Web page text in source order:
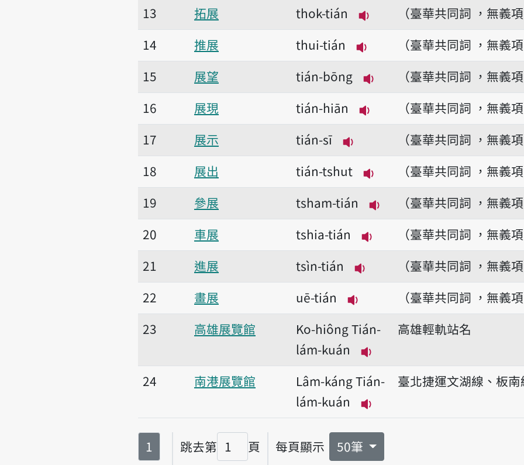
13
拓展
thok-tián
播放音讀thok-tián
（臺華共同詞 ，無義項
14
推展
thui-tián
播放音讀thui-tián
（臺華共同詞 ，無義項
15
展望
tián-bōng
播放音讀tián-bōng
（臺華共同詞 ，無義項
16
展現
tián-hiān
播放音讀tián-hiān
（臺華共同詞 ，無義項
17
展示
tián-sī
播放音讀tián-sī
（臺華共同詞 ，無義項
18
展出
tián-tshut
播放音讀tián-tshut
（臺華共同詞 ，無義項
19
參展
tsham-tián
播放音讀tsham-tián
（臺華共同詞 ，無義項
20
車展
tshia-tián
播放音讀tshia-tián
（臺華共同詞 ，無義項
21
進展
tsìn-tián
播放音讀tsìn-tián
（臺華共同詞 ，無義項
22
畫展
uē-tián
播放音讀uē-tián
（臺華共同詞 ，無義項
23
高雄展覽館
Ko-hiông Tián-
lám-kuán
播放音讀Ko-hiông Tián-
高雄輕軌站名
24 南港展覽館
Lâm-káng Tián-
lám-kuán
播放音讀Lâm-káng Tián-
臺北捷運文湖線、板南
第
1 跳去第
頁碼
頁 每頁顯示 50筆